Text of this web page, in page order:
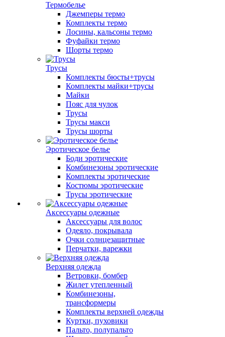
Термобелье
Джемперы термо
Комплекты термо
Лосины, кальсоны термо
Фуфайки термо
Шорты термо
Трусы
Комплекты бюсты+трусы
Комплекты майки+трусы
Майки
Пояс для чулок
Трусы
Трусы макси
Трусы шорты
Эротическое белье
Боди эротические
Комбинезоны эротические
Комплекты эротические
Костюмы эротические
Трусы эротические
Аксессуары одежные
Аксессуары для волос
Одеяло, покрывала
Очки солнцезащитные
Перчатки, варежки
Верхняя одежда
Ветровки, бомбер
Жилет утепленный
Комбинезоны,
трансформеры
Комплекты верхней одежды
Куртки, пуховики
Пальто, полупальто